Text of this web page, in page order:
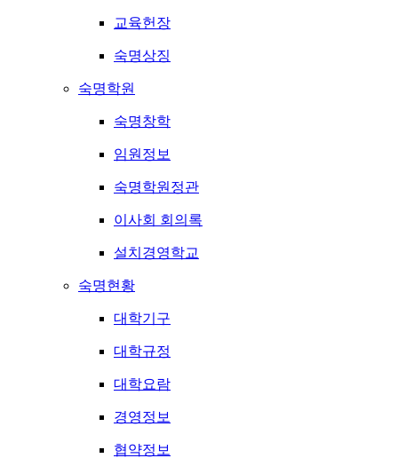
교육헌장
숙명상징
숙명학원
숙명창학
임원정보
숙명학원정관
이사회 회의록
설치경영학교
숙명현황
대학기구
대학규정
대학요람
경영정보
협약정보